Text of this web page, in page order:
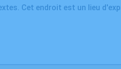
Cet endroit est un lieu